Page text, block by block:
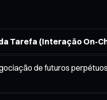
Tarefa (Interação On-
de futuros